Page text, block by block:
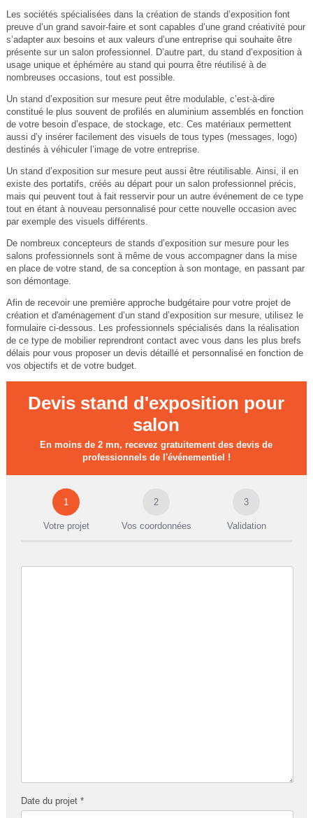
Les sociétés spécialisées dans la création de stands d’exposition font
preuve d’un grand savoir-faire et sont capables d’une grand créativité pour
s’adapter aux besoins et aux valeurs d’une entreprise qui souhaite être
présente sur un salon professionnel. D’autre part, du stand d’exposition à
usage unique et éphémère au stand qui pourra être réutilisé à de
nombreuses occasions, tout est possible.
Un stand d’exposition sur mesure peut être modulable, c’est-à-dire
constitué le plus souvent de profilés en aluminium assemblés en fonction
de votre besoin d’espace, de stockage, etc. Ces matériaux permettent
aussi d’y insérer facilement des visuels de tous types (messages, logo)
destinés à véhiculer l’image de votre entreprise.
Un stand d’exposition sur mesure peut aussi être réutilisable. Ainsi, il en
existe des portatifs, créés au départ pour un salon professionnel précis,
mais qui peuvent tout à fait resservir pour un autre événement de ce type
tout en étant à nouveau personnalisé pour cette nouvelle occasion avec
par exemple des visuels différents.
De nombreux concepteurs de stands d’exposition sur mesure pour les
salons professionnels sont à même de vous accompagner dans la mise
en place de votre stand, de sa conception à son montage, en passant par
son démontage.
Afin de recevoir une première approche budgétaire pour votre projet de
création et d'aménagement d’un stand d’exposition sur mesure, utilisez le
formulaire ci-dessous. Les professionnels spécialisés dans la réalisation
de ce type de mobilier reprendront contact avec vous dans les plus brefs
délais pour vous proposer un devis détaillé et personnalisé en fonction de
vos objectifs et de votre budget.
Devis stand d'exposition pour
salon
En moins de 2 mn, recevez gratuitement des devis de
professionnels de l'événementiel !
1
Votre projet
2
Vos coordonnées
3
Validation
Date du projet *